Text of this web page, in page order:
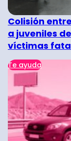
Colisión
a juveniles
víctimas
Te ayuda